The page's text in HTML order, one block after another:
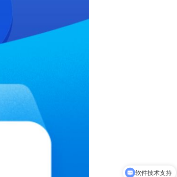
软件技术支持